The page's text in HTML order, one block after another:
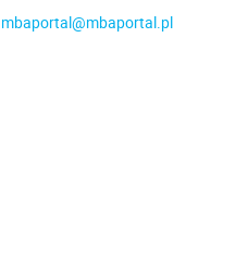
mbaportal@mbaportal.pl